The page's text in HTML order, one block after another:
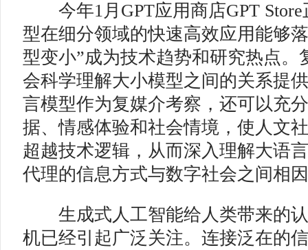
今年1月GPT应用商店GPT Store
型在细分领域的快速高效应用能够
型变小”成为技术趋势和研究热点。
会科学理解大小模型之间的关系提
言模型作为复媒介考察，还可以充
据、情感体验和社会情境，使人文
超越技术逻辑，从而深入理解大语
代理的信息方式与数字社会之间相
生成式人工智能给人类带来的认
机已经引起广泛关注。连接泛在的